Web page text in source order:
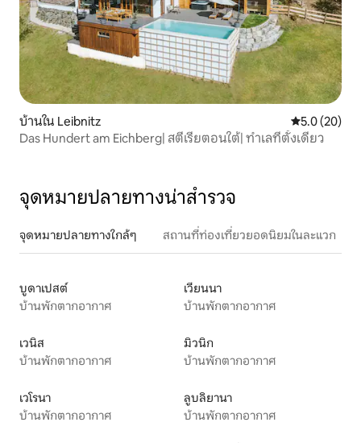
บ้านใน Leibnitz คะแนนเฉลี่ย
5.0 (20)
Das Hundert am Eichberg| สตีเรียตอนใต้| ทำเลที่ตั้งเดี่ยว
จุดหมายปลายทางน่าสำรวจ
จุดหมายปลายทางใกล้ๆ สถานที่ท่องเที่ยวยอดนิยมในละแวก
บูดาเปสต์
บ้านพักตากอากาศ
เวียนนา
บ้านพักตากอากาศ
เวนิส
บ้านพักตากอากาศ
มิวนิก
บ้านพักตากอากาศ
เวโรนา
บ้านพักตากอากาศ
ลูบลิยานา
บ้านพักตากอากาศ